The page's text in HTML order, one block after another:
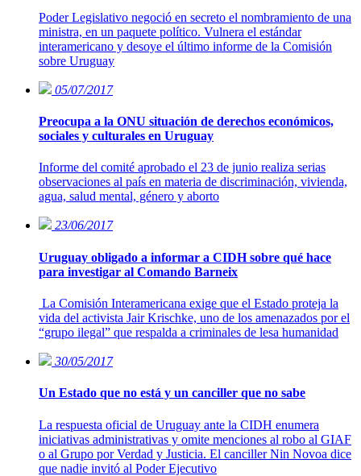
Poder Legislativo negoció en secreto el nombramiento de una
ministra, en un paquete político. Vulnera el estándar
interamericano y desoye el último informe de la Comisión
sobre Uruguay
05/07/2017
Preocupa a la ONU situación de derechos económicos,
sociales y culturales en Uruguay
Informe del comité aprobado el 23 de junio realiza serias
observaciones al país en materia de discriminación, vivienda,
agua, salud mental, género y aborto
23/06/2017
Uruguay obligado a informar a CIDH sobre qué hace
para investigar al Comando Barneix
La Comisión Interamericana exige que el Estado proteja la
vida del activista Jair Krischke, uno de los amenazados por el
“grupo ilegal” que respalda a criminales de lesa humanidad
30/05/2017
Un Estado que no está y un canciller que no sabe
La respuesta oficial de Uruguay ante la CIDH enumera
iniciativas administrativas y omite menciones al robo al GIAF
o al Grupo por Verdad y Justicia. El canciller Nin Novoa dice
que nadie invitó al Poder Ejecutivo